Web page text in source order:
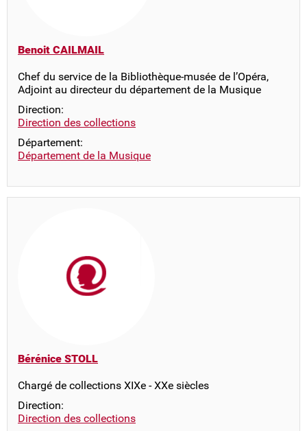
Benoit CAILMAIL
Chef du service de la Bibliothèque-musée de l’Opéra,
Adjoint au directeur du département de la Musique
Direction:
Direction des collections
Département:
Département de la Musique
Bérénice STOLL
Chargé de collections XIXe - XXe siècles
Direction:
Direction des collections